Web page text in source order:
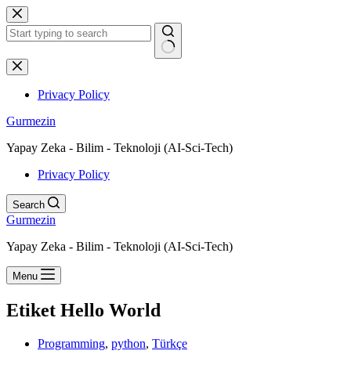
Skip
to
content
No
results
Privacy Policy
Gurmezin
Yapay Zeka - Bilim - Teknoloji (AI-Sci-Tech)
Privacy Policy
Search
Gurmezin
Yapay Zeka - Bilim - Teknoloji (AI-Sci-Tech)
Menu
Etiket Hello World
Programming, python, Türkçe